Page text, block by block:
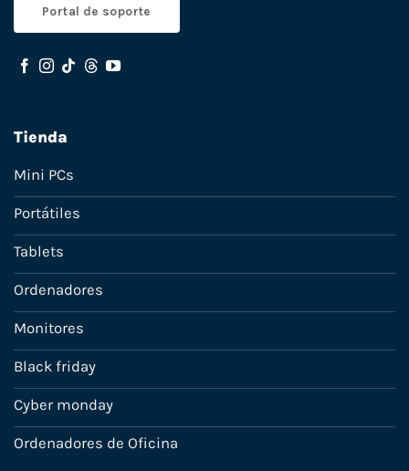
Portal de soporte
Tienda
Mini PCs
Portátiles
Tablets
Ordenadores
Monitores
Black friday
Cyber monday
Ordenadores de Oficina